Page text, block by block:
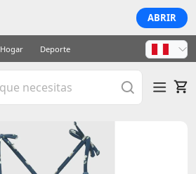
ABRIR
Hogar Deporte